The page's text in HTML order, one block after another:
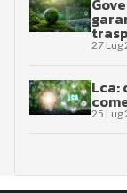
27 Lug
Lca:
25 Lug